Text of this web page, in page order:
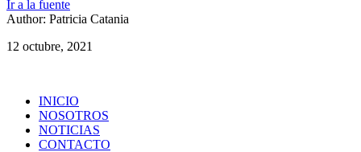
Ir a la fuente
Author: Patricia Catania
12 octubre, 2021
INICIO
NOSOTROS
NOTICIAS
CONTACTO